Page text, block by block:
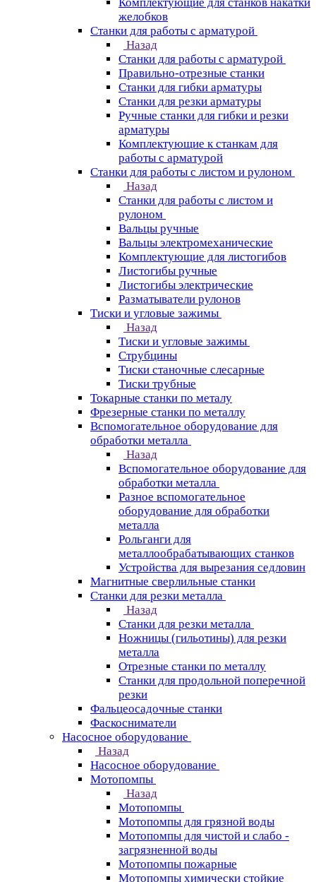
желобков
Станки для работы с арматурой
Назад
Станки для работы с арматурой
Правильно-отрезные станки
Станки для гибки арматуры
Станки для резки арматуры
Ручные станки для гибки и резки
арматуры
Комплектующие к станкам для
работы с арматурой
Станки для работы с листом и рулоном
Назад
Станки для работы с листом и
рулоном
Вальцы ручные
Вальцы электромеханические
Комплектующие для листогибов
Листогибы ручные
Листогибы электрические
Разматыватели рулонов
Тиски и угловые зажимы
Назад
Тиски и угловые зажимы
Струбцины
Тиски станочные слесарные
Тиски трубные
Токарные станки по металу
Фрезерные станки по металлу
Вспомогательное оборудование для
обработки металла
Назад
Вспомогательное оборудование для
обработки металла
Разное вспомогательное
оборудование для обработки
металла
Рольганги для
металлообрабатывающих станков
Устройства для вырезания седловин
Магнитные сверлильные станки
Станки для резки металла
Назад
Станки для резки металла
Ножницы (гильотины) для резки
металла
Отрезные станки по металлу
Станки для продольной поперечной
резки
Фальцеосадочные станки
Фаскосниматели
Насосное оборудование
Назад
Насосное оборудование
Мотопомпы
Назад
Мотопомпы
Мотопомпы для грязной воды
Мотопомпы для чистой и слабо -
загрязненной воды
Мотопомпы пожарные
Мотопомпы химически стойкие